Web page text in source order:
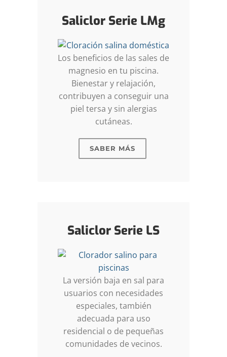
Saliclor Serie LMg
Los beneficios de las sales de
magnesio en tu piscina.
Bienestar y relajación,
contribuyen a conseguir una
piel tersa y sin alergias
cutáneas.
SABER MÁS
Saliclor Serie LS
La versión baja en sal para
usuarios con necesidades
especiales, también
adecuada para uso
residencial o de pequeñas
comunidades de vecinos.